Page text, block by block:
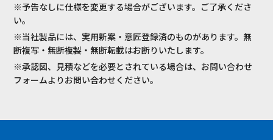
※予告なしに仕様を変更する場合がございます。ご了承くださ
い。
※当社製品には、実用新案・意匠登録済のものがあります。無
断複写・無断複製・無断転載はお断りいたします。
※承認図、見積などを必要とされている場合は、お問い合わせ
フォームよりお問い合わせください。